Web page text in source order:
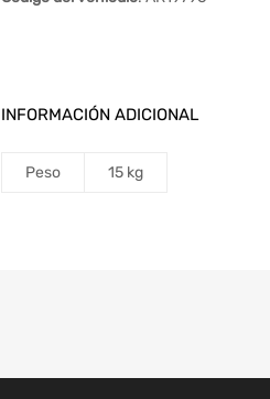
INFORMACIÓN ADICIONAL
Peso 15 kg